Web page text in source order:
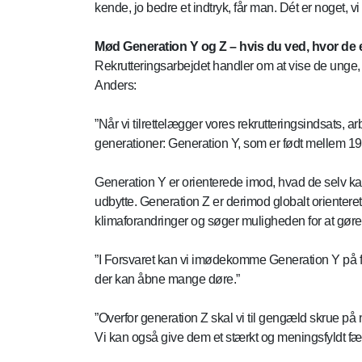
kende, jo bedre et indtryk, får man. Dét er noget,
Mød Generation Y og Z – hvis du ved, hvor de
Rekrutteringsarbejdet handler om at vise de
Anders:
”Når vi tilrettelægger vores rekrutteringsindsats,
generationer: Generation Y, som er født mellem
Generation Y er orienterede imod, hvad de selv
udbytte. Generation Z er derimod globalt
klimaforandringer og søger muligheden for at
”I Forsvaret kan vi imødekomme Generation Y
der kan åbne mange døre.”
”Overfor generation Z skal vi til gengæld skrue på
Vi kan også give dem et stærkt og meningsfyldt